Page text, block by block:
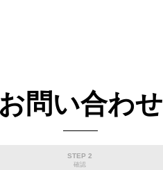
お問い合わせ
STEP 2
確認